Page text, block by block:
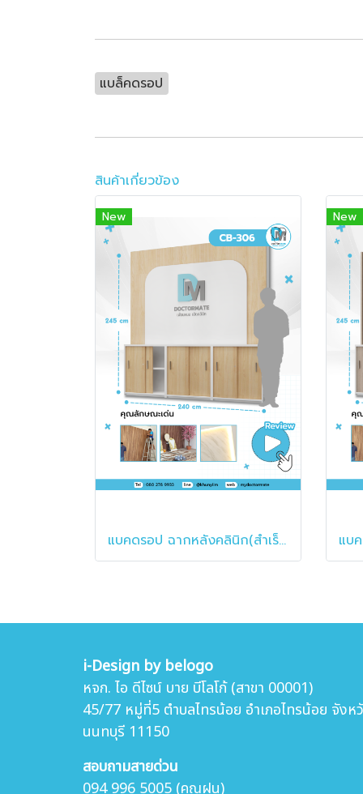
แบล็คดรอป
สินค้าเกี่ยวข้อง
New
แบคดรอป ฉากหลังคลินิก(สำเร็จรูป)
New
i-Design by belogo
หจก. ไอ ดีไซน์ บาย บีโลโก้ (สาขา 00001)
45/77 หมู่ที่5 ตำบลไทรน้อย อำเภอไทรน้อย จังห
นนทบุรี 11150
สอบถามสายด่วน
094 996 5005 (คุณฝน)